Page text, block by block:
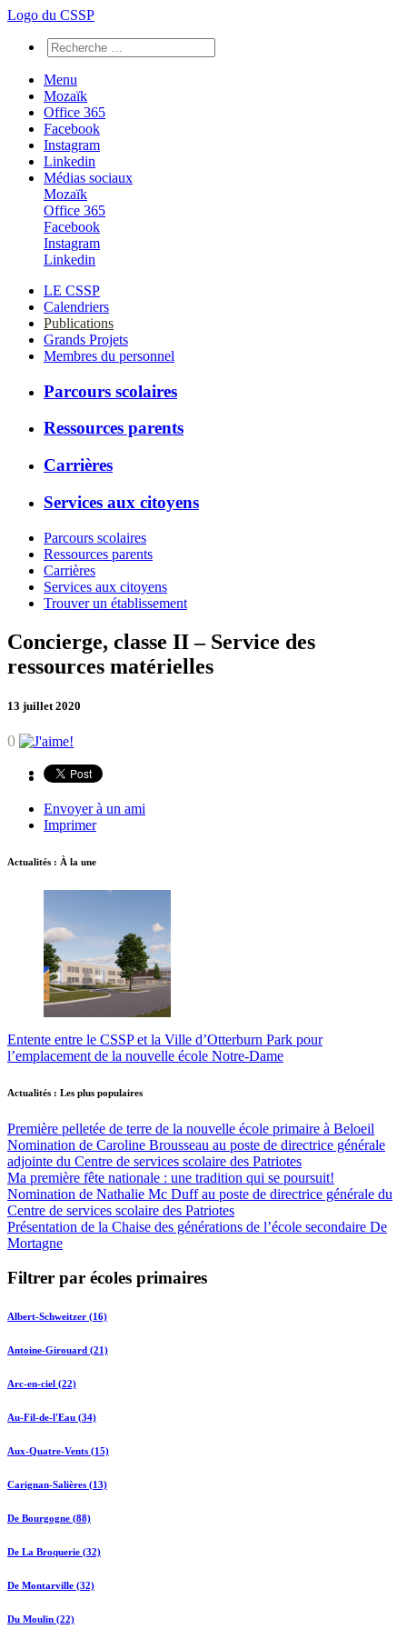
Logo du CSSP
Menu
Mozaïk
Office 365
Facebook
Instagram
Linkedin
Médias sociaux
Mozaïk
Office 365
Facebook
Instagram
Linkedin
LE CSSP
Calendriers
Publications
Grands Projets
Membres du personnel
Parcours scolaires
Ressources parents
Carrières
Services aux citoyens
Parcours scolaires
Ressources parents
Carrières
Services aux citoyens
Trouver un établissement
Concierge, classe II – Service des
ressources matérielles
13 juillet 2020
0
Envoyer à un ami
Imprimer
Actualités : À la une
Entente entre le CSSP et la Ville d’Otterburn Park pour
l’emplacement de la nouvelle école Notre-Dame
Actualités : Les plus populaires
Première pelletée de terre de la nouvelle école primaire à Beloeil
Nomination de Caroline Brousseau au poste de directrice générale
adjointe du Centre de services scolaire des Patriotes
Ma première fête nationale : une tradition qui se poursuit!
Nomination de Nathalie Mc Duff au poste de directrice générale du
Centre de services scolaire des Patriotes
Présentation de la Chaise des générations de l’école secondaire De
Mortagne
Filtrer par écoles primaires
Albert-Schweitzer (16)
Antoine-Girouard (21)
Arc-en-ciel (22)
Au-Fil-de-l'Eau (34)
Aux-Quatre-Vents (15)
Carignan-Salières (13)
De Bourgogne (88)
De La Broquerie (32)
De Montarville (32)
Du Moulin (22)